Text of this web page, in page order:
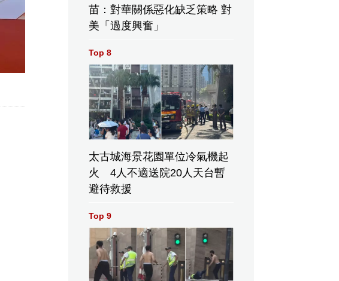
苗：對華關係惡化缺乏策略 對
美「過度興奮」
Top 8
太古城海景花園單位冷氣機起
火 4人不適送院20人天台暫
避待救援
Top 9